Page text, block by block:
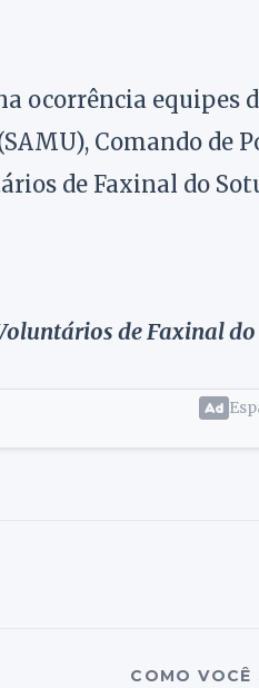
ocorrência equipes
Comando de
de Faxinal do
de Faxinal
COMO VOCÊ